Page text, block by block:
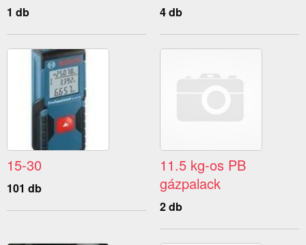
1 db 4 db
15-30
101 db
11.5 kg-os PB
gázpalack
2 db